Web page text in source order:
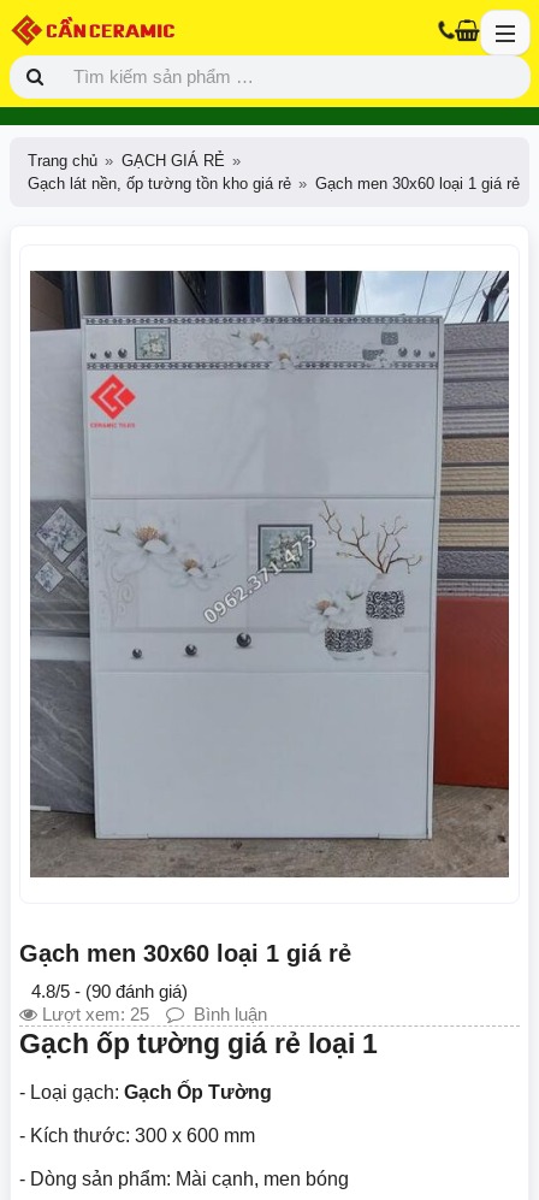
Trang chủ
GẠCH GIÁ RẺ
Gạch lát nền, ốp tường tồn kho giá rẻ
Gạch men 30x60 loại 1 giá rẻ
Gạch men 30x60 loại 1 giá rẻ
4.8/5 - (90 đánh giá)
Lượt xem: 25
Bình luận
Gạch ốp tường giá rẻ loại 1
- Loại gạch: Gạch Ốp Tường
- Kích thước: 300 x 600 mm
- Dòng sản phẩm: Mài cạnh, men bóng